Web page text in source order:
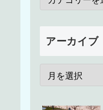
アーカイブ